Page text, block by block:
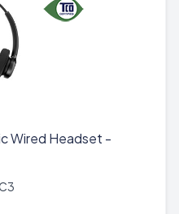
Wired Headset -